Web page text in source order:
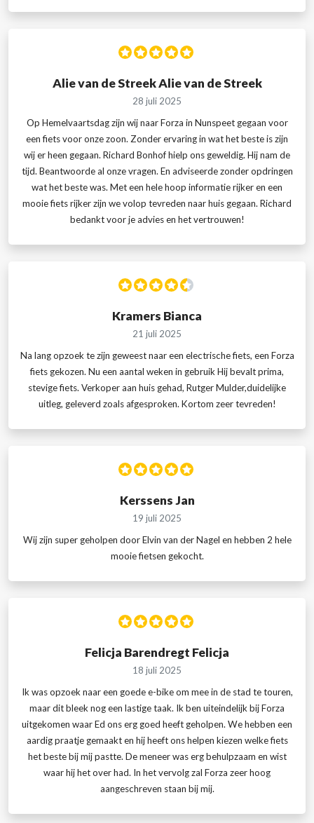
Alie van de Streek Alie van de Streek
28 juli 2025
Op Hemelvaartsdag zijn wij naar Forza in Nunspeet gegaan voor
een fiets voor onze zoon. Zonder ervaring in wat het beste is zijn
wij er heen gegaan. Richard Bonhof hielp ons geweldig. Hij nam de
tijd. Beantwoorde al onze vragen. En adviseerde zonder opdringen
wat het beste was. Met een hele hoop informatie rijker en een
mooie fiets rijker zijn we volop tevreden naar huis gegaan. Richard
bedankt voor je advies en het vertrouwen!
Kramers Bianca
21 juli 2025
Na lang opzoek te zijn geweest naar een electrische fiets, een Forza
fiets gekozen. Nu een aantal weken in gebruik Hij bevalt prima,
stevige fiets. Verkoper aan huis gehad, Rutger Mulder,duidelijke
uitleg, geleverd zoals afgesproken. Kortom zeer tevreden!
Kerssens Jan
19 juli 2025
Wij zijn super geholpen door Elvin van der Nagel en hebben 2 hele
mooie fietsen gekocht.
Felicja Barendregt Felicja
18 juli 2025
Ik was opzoek naar een goede e-bike om mee in de stad te touren,
maar dit bleek nog een lastige taak. Ik ben uiteindelijk bij Forza
uitgekomen waar Ed ons erg goed heeft geholpen. We hebben een
aardig praatje gemaakt en hij heeft ons helpen kiezen welke fiets
het beste bij mij pastte. De meneer was erg behulpzaam en wist
waar hij het over had. In het vervolg zal Forza zeer hoog
aangeschreven staan bij mij.